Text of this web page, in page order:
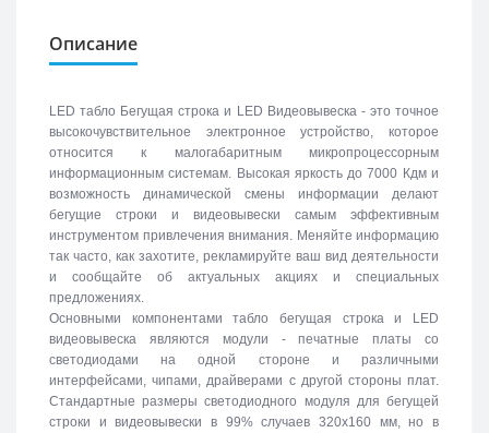
Описание
LED табло Бегущая строка и LED Видеовывеска - это точное
высокочувствительное электронное устройство, которое
относится к малогабаритным микропроцессорным
информационным системам. Высокая яркость до 7000 Кдм и
возможность динамической смены информации делают
бегущие строки и видеовывески самым эффективным
инструментом привлечения внимания. Меняйте информацию
так часто, как захотите, рекламируйте ваш вид деятельности
и сообщайте об актуальных акциях и специальных
предложениях.
Основными компонентами табло бегущая строка и LED
видеовывеска являются модули - печатные платы со
светодиодами на одной стороне и различными
интерфейсами, чипами, драйверами с другой стороны плат.
Стандартные размеры светодиодного модуля для бегущей
строки и видеовывески в 99% случаев 320х160 мм, но в